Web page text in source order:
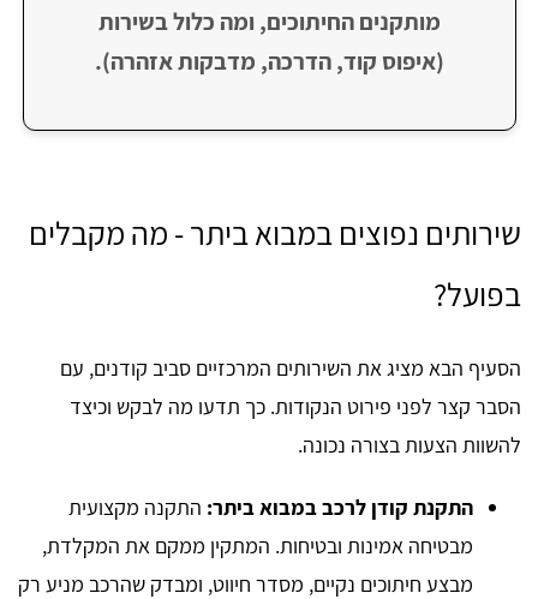
מותקנים החיתוכים, ומה כלול בשירות
(איפוס קוד, הדרכה, מדבקות אזהרה).
שירותים נפוצים במבוא ביתר - מה מקבלים
בפועל?
הסעיף הבא מציג את השירותים המרכזיים סביב קודנים, עם
הסבר קצר לפני פירוט הנקודות. כך תדעו מה לבקש וכיצד
להשוות הצעות בצורה נכונה.
התקנת קודן לרכב במבוא ביתר: התקנה מקצועית
מבטיחה אמינות ובטיחות. המתקין ממקם את המקלדת,
מבצע חיתוכים נקיים, מסדר חיווט, ומבדק שהרכב מניע רק